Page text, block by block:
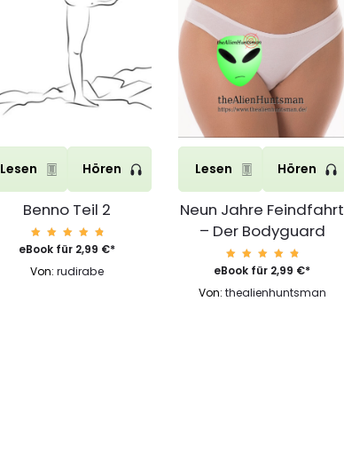
Lesen Hören
Benno Teil 2
Bewerte
t mit
von 5
eBook für 2,99 €*
Von:rudirabe
Lesen Hören
Neun Jahre Feindfahrt
– Der Bodyguard
Bewerte
t mit
von 5
eBook für 2,99 €*
Von: thealienhuntsman